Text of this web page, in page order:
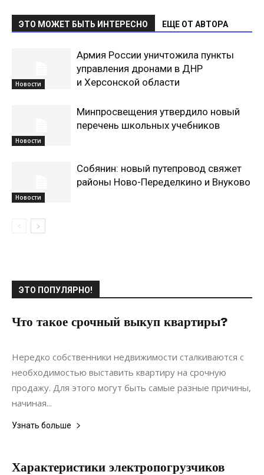
ЭТО МОЖЕТ БЫТЬ ИНТЕРЕСНО ЕЩЕ ОТ АВТОРА
Новости
Армия России уничтожила пункты
управления дронами в ДНР
и Херсонской области
Новости
Минпросвещения утвердило новый
перечень школьных учебников
Новости
Собянин: новый путепровод свяжет
районы Ново-Переделкино и Внуково
ЭТО ПОПУЛЯРНО!
Что такое срочный выкуп квартиры?
22.06.2022
Нередко собственники недвижимости сталкиваются с
необходимостью выставить квартиру на срочную
продажу. Для этого могут быть самые разные причины,
начиная...
Узнать больше
Характеристики электропогрузчиков